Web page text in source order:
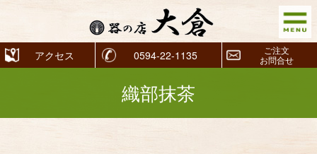
アクセス 0594-22-1135
ご注文
お問合せ
織部抹茶